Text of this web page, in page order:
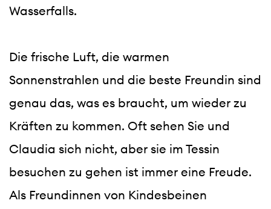
Wasserfalls.
Die frische Luft, die warmen
Sonnenstrahlen und die beste Freundin sind
genau das, was es braucht, um wieder zu
Kräften zu kommen. Oft sehen Sie und
Claudia sich nicht, aber sie im Tessin
besuchen zu gehen ist immer eine Freude.
Als Freundinnen von Kindesbeinen